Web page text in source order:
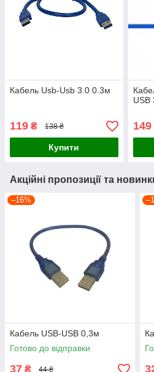
Кабель Usb-Usb 3.0 0.3м
119 ₴ 138 ₴
Купити
USB
149
Акційні пропозиції та
–16%
Кабель USB-USB 0,3м
Готово до відправки
37 ₴ 44 ₴